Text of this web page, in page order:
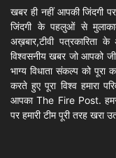
खबर ही नहीं आपकी जिंदगी
जिंदगी के पहलुओं से
अख़बार,टीवी पत्रकारिता
विश्वसनीय खबर जो आपको
भाग्य विधाता संकल्प को
करते हुए पूरा विश्व हमारा
आपका The Fire Post.
पर हमारी टीम पूरी तरह खरा